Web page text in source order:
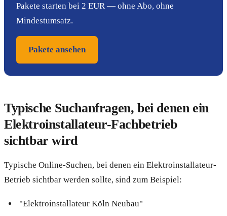
Pakete starten bei 2 EUR — ohne Abo, ohne
Mindestumsatz.
Pakete ansehen
Typische Suchanfragen, bei denen ein
Elektroinstallateur-Fachbetrieb
sichtbar wird
Typische Online-Suchen, bei denen ein Elektroinstallateur-
Betrieb sichtbar werden sollte, sind zum Beispiel:
"Elektroinstallateur Köln Neubau"